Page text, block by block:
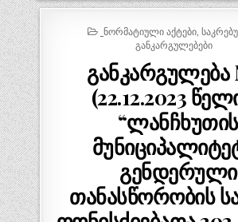
size.
POSTED
_ᲜᲝᲠᲛᲐᲢᲘᲣᲚᲘ ᲐᲥᲢᲔᲑᲘ,
ᲒᲐᲜᲙᲐᲠᲒᲣᲚᲔᲑᲔᲑᲘ
განკარგულება
(22.12.2023
“ლანჩხუთის
გენდერული
თანასწორობის